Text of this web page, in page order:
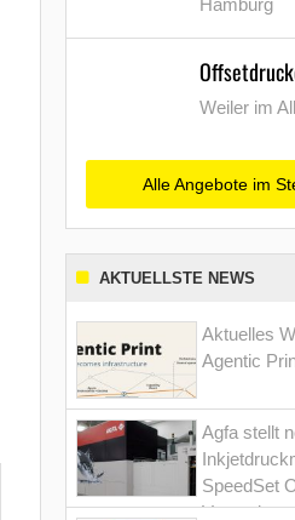
Weiler im
Alle Angebote im
AKTUELLSTE NEWS
Aktuelles
Agentic
Agfa stellt
SpeedSet